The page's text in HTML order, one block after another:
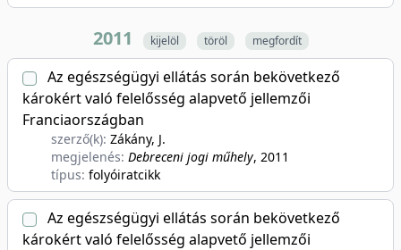
2011 kijelöl töröl megfordít
Az egészségügyi ellátás során bekövetkező
károkért való felelősség alapvető jellemzői
Franciaországban
szerző(k): Zákány, J.
megjelenés: Debreceni jogi műhely, 2011
típus: folyóiratcikk
Az egészségügyi ellátás során bekövetkező
károkért való felelősség alapvető jellemzői